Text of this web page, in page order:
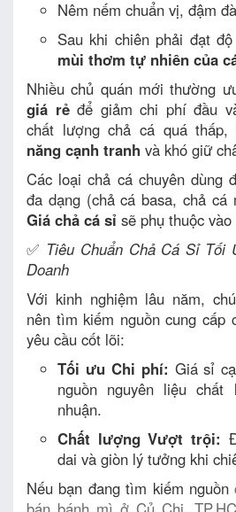
Nêm nếm chuẩn vị, đậm
Sau khi chiên phải đạt độ
mùi thơm tự nhiên của
Nhiều chủ quán mới thường
giá rẻđể giảm chi phí đầu
chất lượng chả cá quá
năng cạnh tranh và khó giữ
Các loại chả cá chuyên dùng
đa dạng (chả cá basa, chả cá
Giá chả cá sỉ sẽ phụ thuộc
✅ Tiêu Chuẩn Chả Cá Sỉ Tối
Doanh
Với kinh nghiệm lâu năm,
nên tìm kiếm nguồn cung cấp
yêu cầu cốt lõi:
Tối ưu Chi phí: Giá sỉ
nguồn nguyên liệu
nhuận.
Chất lượng Vượt trội:
dai và giòn lý tưởng khi
Nếu bạn đang tìm kiếm nguồn